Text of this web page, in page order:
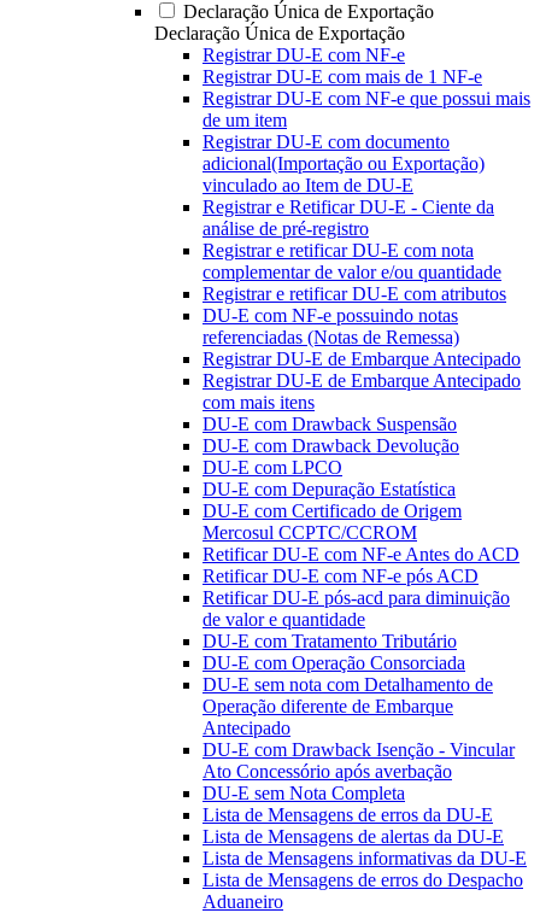
Declaração Única de Exportação
Declaração Única de Exportação
Registrar DU-E com NF-e
Registrar DU-E com mais de 1 NF-e
Registrar DU-E com NF-e que possui mais
de um item
Registrar DU-E com documento
adicional(Importação ou Exportação)
vinculado ao Item de DU-E
Registrar e Retificar DU-E - Ciente da
análise de pré-registro
Registrar e retificar DU-E com nota
complementar de valor e/ou quantidade
Registrar e retificar DU-E com atributos
DU-E com NF-e possuindo notas
referenciadas (Notas de Remessa)
Registrar DU-E de Embarque Antecipado
Registrar DU-E de Embarque Antecipado
com mais itens
DU-E com Drawback Suspensão
DU-E com Drawback Devolução
DU-E com LPCO
DU-E com Depuração Estatística
DU-E com Certificado de Origem
Mercosul CCPTC/CCROM
Retificar DU-E com NF-e Antes do ACD
Retificar DU-E com NF-e pós ACD
Retificar DU-E pós-acd para diminuição
de valor e quantidade
DU-E com Tratamento Tributário
DU-E com Operação Consorciada
DU-E sem nota com Detalhamento de
Operação diferente de Embarque
Antecipado
DU-E com Drawback Isenção - Vincular
Ato Concessório após averbação
DU-E sem Nota Completa
Lista de Mensagens de erros da DU-E
Lista de Mensagens de alertas da DU-E
Lista de Mensagens informativas da DU-E
Lista de Mensagens de erros do Despacho
Aduaneiro